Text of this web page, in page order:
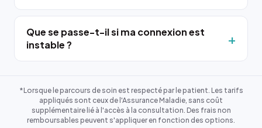
Que se passe-t-il si ma connexion est
instable ?
*Lorsque le parcours de soin est respecté par le patient. Les tarifs
appliqués sont ceux de l'Assurance Maladie, sans coût
supplémentaire lié à l'accès à la consultation. Des frais non
remboursables peuvent s'appliquer en fonction des options.